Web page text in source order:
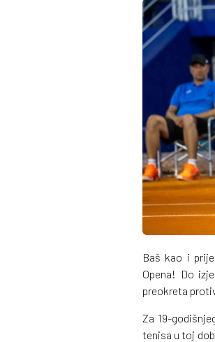
Baš kao i
Opena! Do
preokreta
Za 19-
tenisa u toj